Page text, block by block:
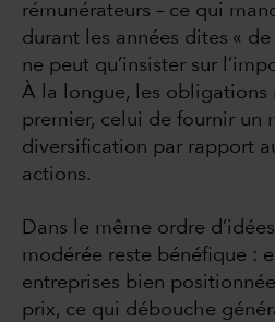
rémunérateurs – ce qui
durant les années dites « de
ne peut qu’insister sur
À la longue, les obligations
premier, celui de fournir un
diversification par rapport
actions.
Dans le même ordre
modérée reste bénéfique :
entreprises bien
prix, ce qui débouche